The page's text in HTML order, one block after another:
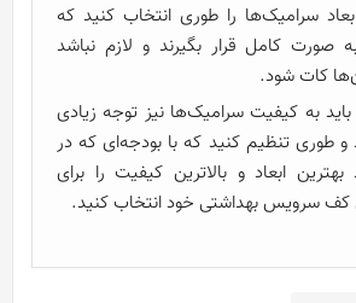
سرامیک‌ها را طوری انتخاب کنید که
صورت کامل قرار بگیرند و لازم نباشد
کات شود.
باید به کیفیت سرامیک‌ها نیز توجه زیادی
و طوری تنظیم کنید که با بودجه‌ای که در
بهترین ابعاد و بالاترین کیفیت را برای
سرویس بهداشتی خود انتخاب کنید.